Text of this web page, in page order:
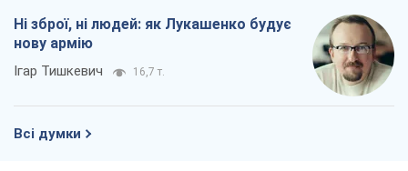
Ні зброї, ні людей: як Лукашенко будує
нову армію
Ігар Тишкевич 16,7 т.
Всі думки